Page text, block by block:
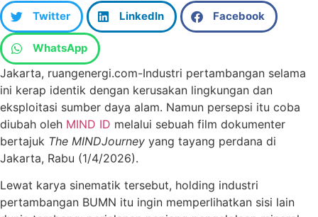
Twitter LinkedIn Facebook
WhatsApp
Jakarta, ruangenergi.com-Industri pertambangan selama
ini kerap identik dengan kerusakan lingkungan dan
eksploitasi sumber daya alam. Namun persepsi itu coba
diubah oleh MIND ID melalui sebuah film dokumenter
bertajuk The MINDJourney yang tayang perdana di
Jakarta, Rabu (1/4/2026).
Lewat karya sinematik tersebut, holding industri
pertambangan BUMN itu ingin memperlihatkan sisi lain